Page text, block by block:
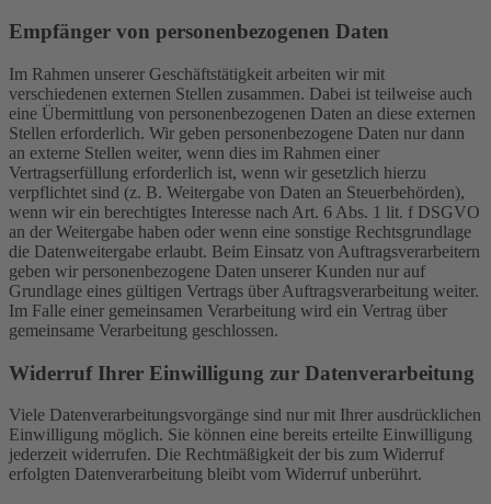
Empfänger von personenbezogenen Daten
Im Rahmen unserer Geschäftstätigkeit arbeiten wir mit
verschiedenen externen Stellen zusammen. Dabei ist teilweise auch
eine Übermittlung von personenbezogenen Daten an diese externen
Stellen erforderlich. Wir geben personenbezogene Daten nur dann
an externe Stellen weiter, wenn dies im Rahmen einer
Vertragserfüllung erforderlich ist, wenn wir gesetzlich hierzu
verpflichtet sind (z. B. Weitergabe von Daten an Steuerbehörden),
wenn wir ein berechtigtes Interesse nach Art. 6 Abs. 1 lit. f DSGVO
an der Weitergabe haben oder wenn eine sonstige Rechtsgrundlage
die Datenweitergabe erlaubt. Beim Einsatz von Auftragsverarbeitern
geben wir personenbezogene Daten unserer Kunden nur auf
Grundlage eines gültigen Vertrags über Auftragsverarbeitung weiter.
Im Falle einer gemeinsamen Verarbeitung wird ein Vertrag über
gemeinsame Verarbeitung geschlossen.
Widerruf Ihrer Einwilligung zur Datenverarbeitung
Viele Datenverarbeitungsvorgänge sind nur mit Ihrer ausdrücklichen
Einwilligung möglich. Sie können eine bereits erteilte Einwilligung
jederzeit widerrufen. Die Rechtmäßigkeit der bis zum Widerruf
erfolgten Datenverarbeitung bleibt vom Widerruf unberührt.